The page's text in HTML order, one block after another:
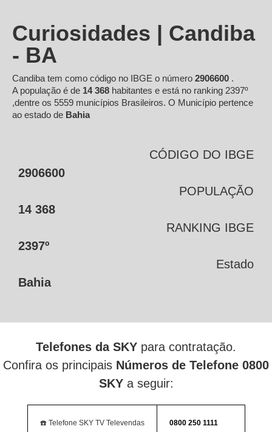
Curiosidades | Candiba
- BA
Candiba tem como código no IBGE o número 2906600 .
A população é de 14 368 habitantes e está no ranking 2397º
,dentre os 5559 municípios Brasileiros. O Município pertence
ao estado de Bahia
CÓDIGO DO IBGE
2906600
POPULAÇÃO
14 368
RANKING IBGE
2397º
Estado
Bahia
Telefones da SKY para contratação.
Confira os principais Números de Telefone 0800
SKYa seguir:
☎️ Telefone SKY TV Televendas 0800 250 1111